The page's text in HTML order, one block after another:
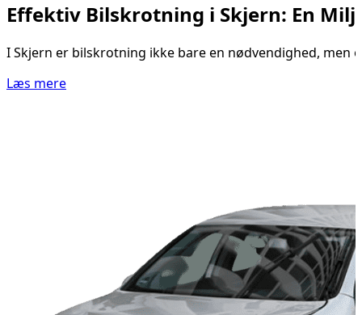
Effektiv Bilskrotning i Skjern: En
I Skjern er bilskrotning ikke bare en nødvendighed,
Læs mere